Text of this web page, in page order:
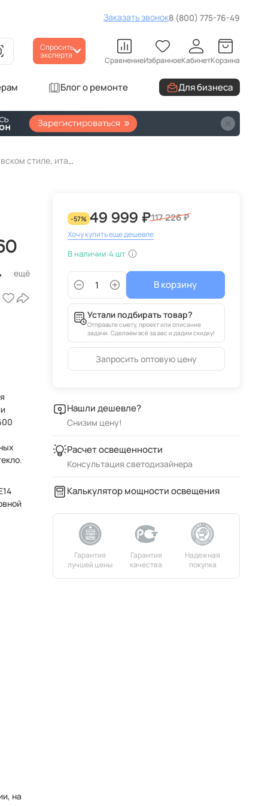
Заказать звонок8 (800) 775-76-49
Спросить
эксперта СравнениеИзбранноеКабинетКорзина
Блог о ремонте Для бизнеса
Люстра подвесная Lightstar Agola 810160 каскадная белая, в скандинавском стиле, итальянская
-57% 49 999 ₽117 226 ₽
Хочу купить еще дешевле
В наличии:4 шт
В корзину
Устали подбирать товар?
Отправьте смету, проект или описание
задачи. Сделаем всё за вас и дадим скидку!
Запросить оптовую цену
Нашли дешевле?
Снизим цену!
Расчет освещенности
Консультация светодизайнера
Калькулятор мощности освещения
на